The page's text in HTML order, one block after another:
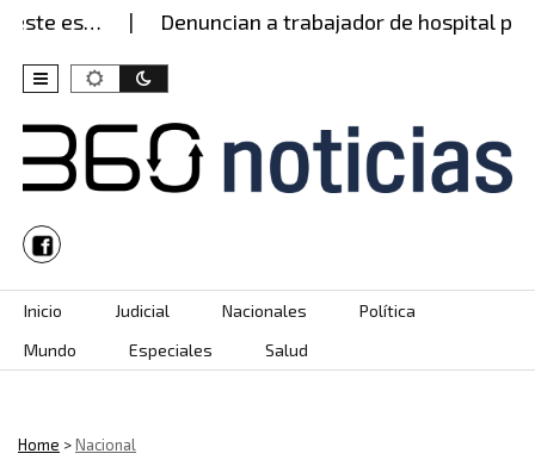
es… Denuncian a trabajador de hospital por
Skip to content
Inicio Judicial Nacionales
Política
Mundo
Especiales Salud
Home >Nacional